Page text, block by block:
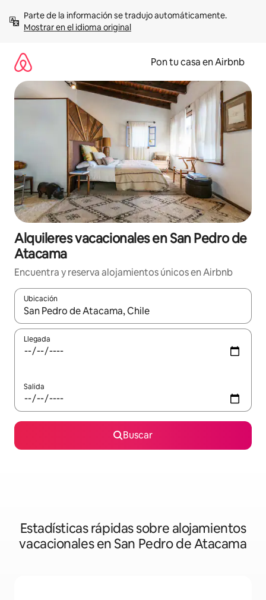
contenidoMostrar en el idioma original
Pon tu casa en Airbnb
Alquileres vacacionales en San Pedro de
Atacama
Encuentra y reserva alojamientos únicos en Airbnb
Ubicación
Cuando los resultados estén disponibles, navega con las
Llegada
Salida
Buscar
Estadísticas rápidas sobre alojamientos
vacacionales en San Pedro de Atacama